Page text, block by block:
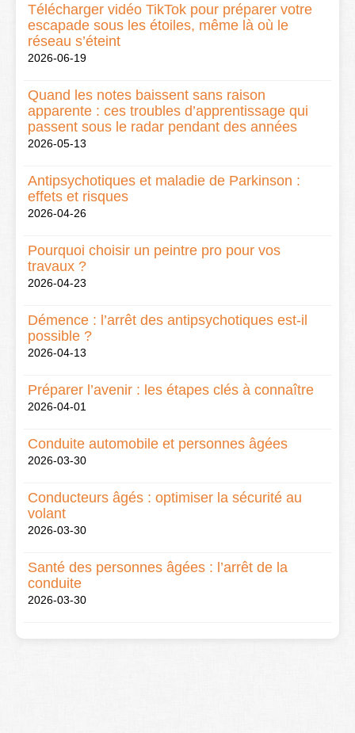
Télécharger vidéo TikTok pour préparer votre
escapade sous les étoiles, même là où le
réseau s’éteint
2026-06-19
Quand les notes baissent sans raison
apparente : ces troubles d’apprentissage qui
passent sous le radar pendant des années
2026-05-13
Antipsychotiques et maladie de Parkinson :
effets et risques
2026-04-26
Pourquoi choisir un peintre pro pour vos
travaux ?
2026-04-23
Démence : l’arrêt des antipsychotiques est-il
possible ?
2026-04-13
Préparer l’avenir : les étapes clés à connaître
2026-04-01
Conduite automobile et personnes âgées
2026-03-30
Conducteurs âgés : optimiser la sécurité au
volant
2026-03-30
Santé des personnes âgées : l’arrêt de la
conduite
2026-03-30